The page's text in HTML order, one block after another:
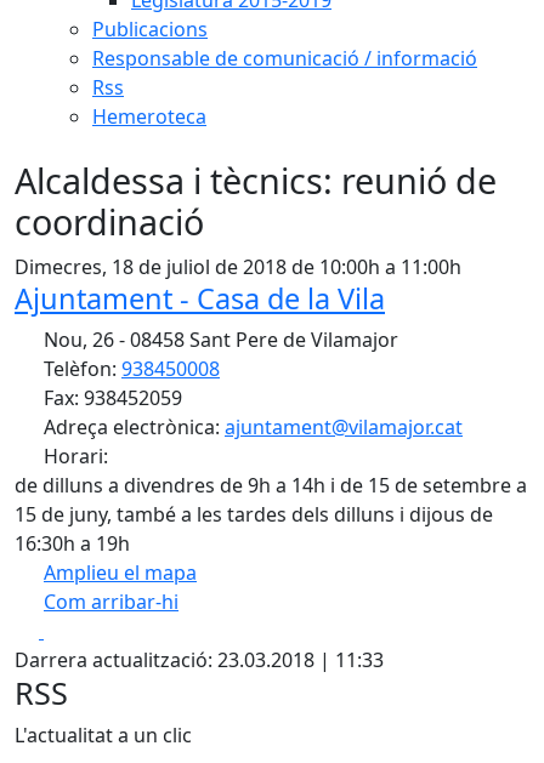
Publicacions
Responsable de comunicació / informació
Rss
Hemeroteca
Alcaldessa i tècnics: reunió de
coordinació
Dimecres, 18 de juliol de 2018 de 10:00h a 11:00h
Ajuntament - Casa de la Vila
Nou, 26 - 08458 Sant Pere de Vilamajor
Telèfon: 938450008
Fax: 938452059
Adreça electrònica: ajuntament@vilamajor.cat
Horari:
de dilluns a divendres de 9h a 14h i de 15 de setembre a
15 de juny, també a les tardes dels dilluns i dijous de
16:30h a 19h
Amplieu el mapa
Com arribar-hi
+
−
Darrera actualització: 23.03.2018 | 11:33
RSS
L'actualitat a un clic